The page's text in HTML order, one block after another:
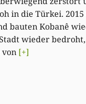
in die Türkei.
bauten Kobanê
wieder
[+]